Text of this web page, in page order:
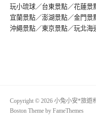
玩小琉球／台東景點／花蓮景
宜蘭景點／澎湖景點／金門景
沖繩景點／東京景點／玩北海
Copyright © 2026 小兔小安*旅遊
Boston Theme by FameThemes